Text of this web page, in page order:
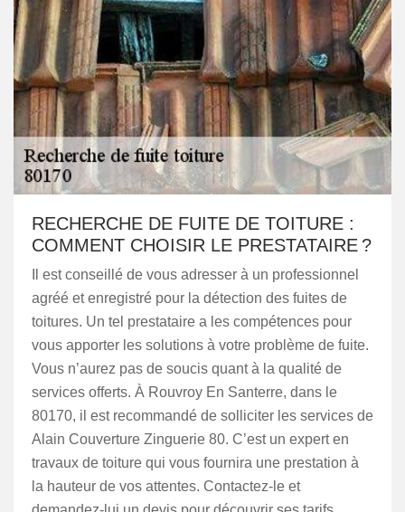
RECHERCHE DE FUITE DE TOITURE :
COMMENT CHOISIR LE PRESTATAIRE ?
Il est conseillé de vous adresser à un professionnel
agréé et enregistré pour la détection des fuites de
toitures. Un tel prestataire a les compétences pour
vous apporter les solutions à votre problème de fuite.
Vous n’aurez pas de soucis quant à la qualité de
services offerts. À Rouvroy En Santerre, dans le
80170, il est recommandé de solliciter les services de
Alain Couverture Zinguerie 80. C’est un expert en
travaux de toiture qui vous fournira une prestation à
la hauteur de vos attentes. Contactez-le et